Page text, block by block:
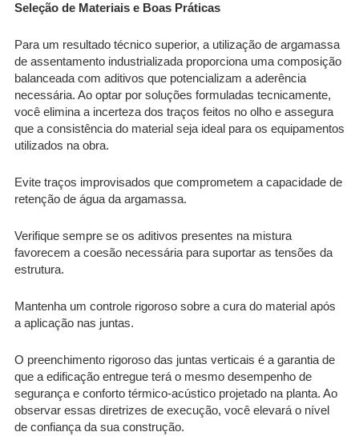
Seleção de Materiais e Boas Práticas
Para um resultado técnico superior, a utilização de argamassa
de assentamento industrializada proporciona uma composição
balanceada com aditivos que potencializam a aderência
necessária. Ao optar por soluções formuladas tecnicamente,
você elimina a incerteza dos traços feitos no olho e assegura
que a consistência do material seja ideal para os equipamentos
utilizados na obra.
Evite traços improvisados que comprometem a capacidade de
retenção de água da argamassa.
Verifique sempre se os aditivos presentes na mistura
favorecem a coesão necessária para suportar as tensões da
estrutura.
Mantenha um controle rigoroso sobre a cura do material após
a aplicação nas juntas.
O preenchimento rigoroso das juntas verticais é a garantia de
que a edificação entregue terá o mesmo desempenho de
segurança e conforto térmico-acústico projetado na planta. Ao
observar essas diretrizes de execução, você elevará o nível
de confiança da sua construção.